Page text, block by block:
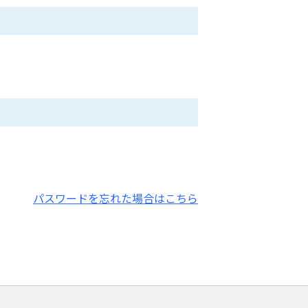
パスワードを忘れた場合はこちら